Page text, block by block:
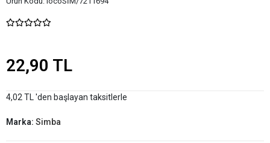
22,90 TL
4,02 TL 'den başlayan taksitlerle
Marka: Simba